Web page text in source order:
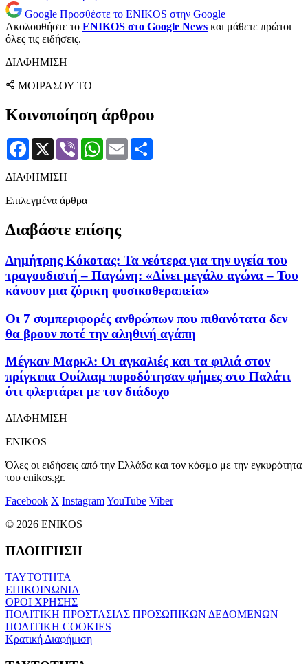
Google Προσθέστε το ENIKOS στην Google
Ακολουθήστε το ENIKOS στο Google News και μάθετε πρώτοι
όλες τις ειδήσεις.
ΔΙΑΦΗΜΙΣΗ
ΜΟΙΡΑΣΟΥ ΤΟ
Κοινοποίηση άρθρου
Facebook
X Viber WhatsApp
Email
ΔΙΑΦΗΜΙΣΗ
Επιλεγμένα άρθρα
Διαβάστε επίσης
Δημήτρης Κόκοτας: Τα νεότερα για την υγεία του
τραγουδιστή – Παγώνη: «Δίνει μεγάλο αγώνα – Του
κάνουν μια ζόρικη φυσικοθεραπεία»
Οι 7 συμπεριφορές ανθρώπων που πιθανότατα δεν
θα βρουν ποτέ την αληθινή αγάπη
Μέγκαν Μαρκλ: Οι αγκαλιές και τα φιλιά στον
πρίγκιπα Ουίλιαμ πυροδότησαν φήμες στο Παλάτι
ότι φλερτάρει με τον διάδοχο
ΔΙΑΦΗΜΙΣΗ
ENIKOS
Όλες οι ειδήσεις από την Ελλάδα και τον κόσμο με την εγκυρότητα
του enikos.gr.
Facebook X InstagramYouTube Viber
© 2026 ENIKOS
ΠΛΟΗΓΗΣΗ
ΤΑΥΤΟΤΗΤΑ
ΕΠΙΚΟΙΝΩΝΙΑ
ΟΡΟΙ ΧΡΗΣΗΣ
ΠΟΛΙΤΙΚΗ ΠΡΟΣΤΑΣΙΑΣ ΠΡΟΣΩΠΙΚΩΝ ΔΕΔΟΜΕΝΩΝ
ΠΟΛΙΤΙΚΗ COOKIES
Κρατική Διαφήμιση